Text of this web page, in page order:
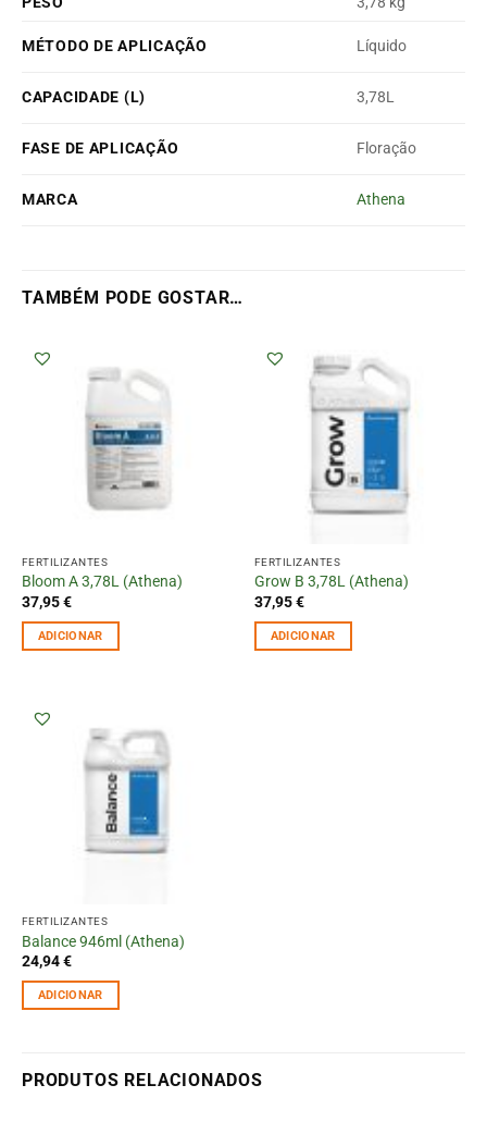
MÉTODO DE APLICAÇÃO Líquido
CAPACIDADE (L) 3,78L
FASE DE APLICAÇÃO Floração
MARCA Athena
TAMBÉM PODE GOSTAR…
FERTILIZANTES
Bloom A 3,78L (Athena)
37,95€
ADICIONAR
FERTILIZANTES
Grow B 3,78L (Athena)
37,95€
ADICIONAR
FERTILIZANTES
Balance 946ml (Athena)
24,94€
ADICIONAR
PRODUTOS RELACIONADOS